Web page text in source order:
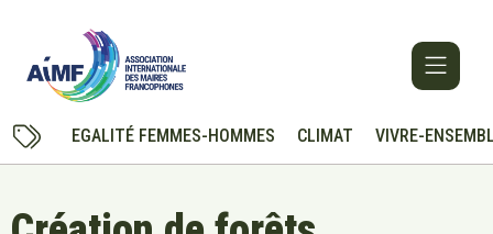
EGALITÉ FEMMES-HOMMES CLIMAT VIVRE-